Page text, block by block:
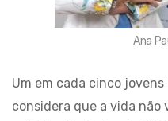
Ana
Um em cada cinco
considera que a vida não